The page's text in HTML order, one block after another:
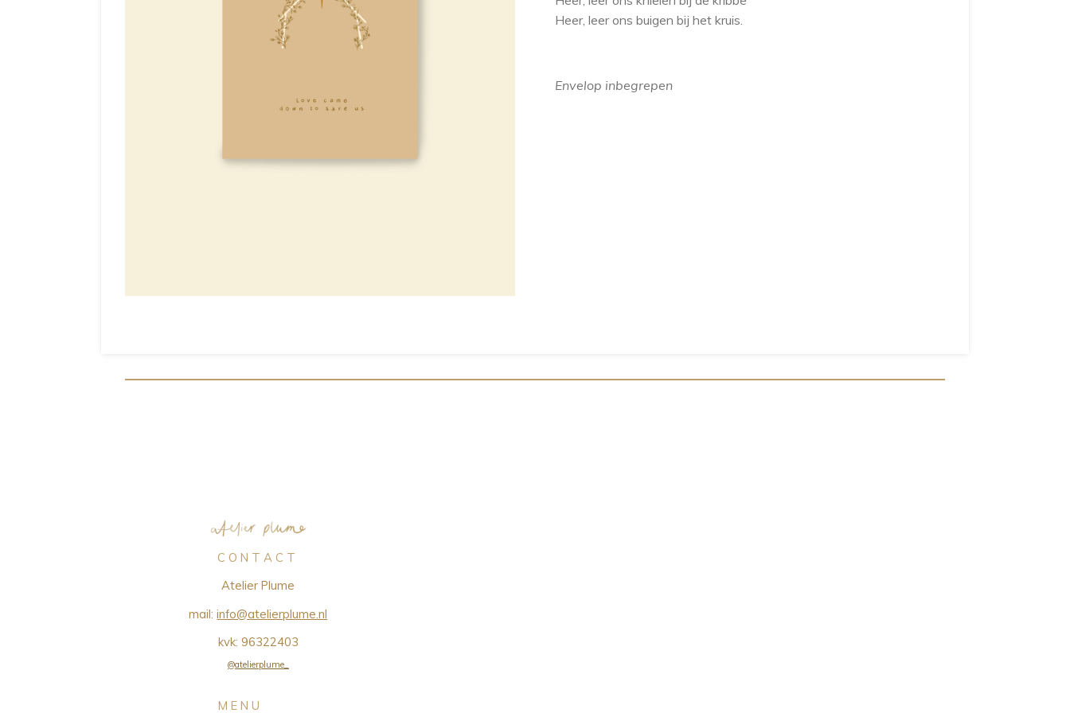
Heer, leer ons buigen bij het kruis.
Envelop inbegrepen
C O N T A C T
Atelier Plume
mail:info@atelierplume.nl
kvk: 96322403
@atelierplume_
M E N U